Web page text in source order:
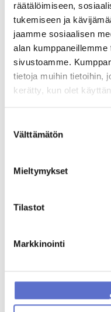
räätälöimiseen,
tukemiseen ja
jaamme sosiaalisen
alan
sivustoamme.
tietoja muihin tietoihin,
kerätty, kun olet
valinta
Välttämätön
Mieltymykset
Tilastot
Markkinointi
vaikuttavat seuraavat
Sopimusaika kaksi
Sovittu ajomäärä
Maksettu käsiraha
Sopimuksen
Voit vaihtaa uuteen
Jos haluat pitää
Kun olet suorittanut
asianmukaisessa
Ford Credit –palvelun
joka on Suomen johtava
Tarjoamme edistyksellisiä
vaivattomasti ja nopeasti